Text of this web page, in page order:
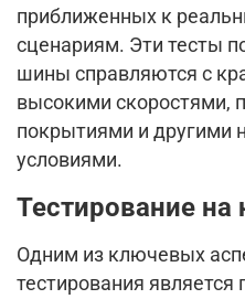
приближенных к
сценариям. Эти тесты
шины справляются с
высокими скоростями,
покрытиями и другими
условиями.
Тестирование на
Одним из ключевых
тестирования является